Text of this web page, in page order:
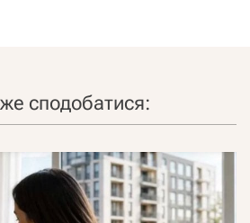
сподобатися: